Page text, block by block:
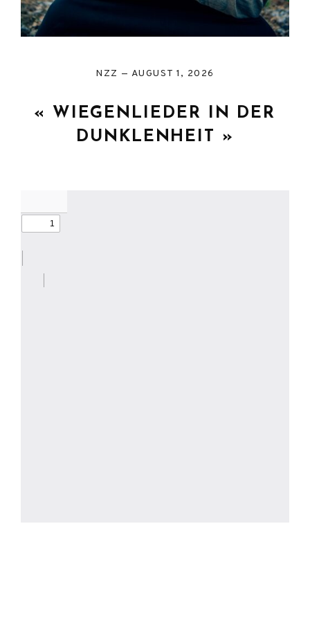
NZZ AUGUST 1, 2026
« WIEGENLIEDER IN DER
DUNKLENHEIT »